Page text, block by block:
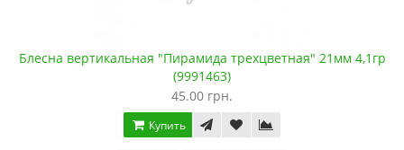
Блесна вертикальная "Пирамида трехцветная" 21мм 4,1гр
(9991463)
45.00 грн.
Купить